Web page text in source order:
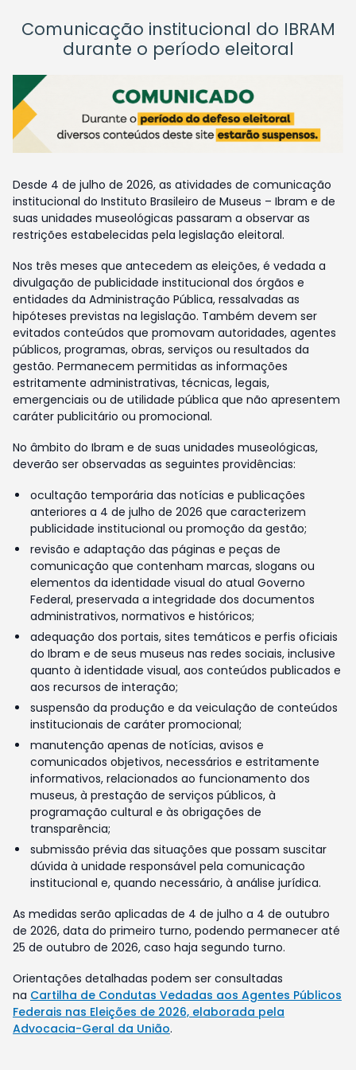
Comunicação institucional do IBRAM
durante o período eleitoral
Desde 4 de julho de 2026, as atividades de comunicação
institucional do Instituto Brasileiro de Museus – Ibram e de
suas unidades museológicas passaram a observar as
restrições estabelecidas pela legislação eleitoral.
Nos três meses que antecedem as eleições, é vedada a
divulgação de publicidade institucional dos órgãos e
entidades da Administração Pública, ressalvadas as
hipóteses previstas na legislação. Também devem ser
evitados conteúdos que promovam autoridades, agentes
públicos, programas, obras, serviços ou resultados da
gestão. Permanecem permitidas as informações
estritamente administrativas, técnicas, legais,
emergenciais ou de utilidade pública que não apresentem
caráter publicitário ou promocional.
No âmbito do Ibram e de suas unidades museológicas,
deverão ser observadas as seguintes providências:
ocultação temporária das notícias e publicações
anteriores a 4 de julho de 2026 que caracterizem
publicidade institucional ou promoção da gestão;
revisão e adaptação das páginas e peças de
comunicação que contenham marcas, slogans ou
elementos da identidade visual do atual Governo
Federal, preservada a integridade dos documentos
administrativos, normativos e históricos;
adequação dos portais, sites temáticos e perfis oficiais
do Ibram e de seus museus nas redes sociais, inclusive
quanto à identidade visual, aos conteúdos publicados e
aos recursos de interação;
suspensão da produção e da veiculação de conteúdos
institucionais de caráter promocional;
manutenção apenas de notícias, avisos e
comunicados objetivos, necessários e estritamente
informativos, relacionados ao funcionamento dos
museus, à prestação de serviços públicos, à
programação cultural e às obrigações de
transparência;
submissão prévia das situações que possam suscitar
dúvida à unidade responsável pela comunicação
institucional e, quando necessário, à análise jurídica.
As medidas serão aplicadas de 4 de julho a 4 de outubro
de 2026, data do primeiro turno, podendo permanecer até
25 de outubro de 2026, caso haja segundo turno.
Orientações detalhadas podem ser consultadas
na Cartilha de Condutas Vedadas aos Agentes Públicos
Federais nas Eleições de 2026, elaborada pela
Advocacia-Geral da União.